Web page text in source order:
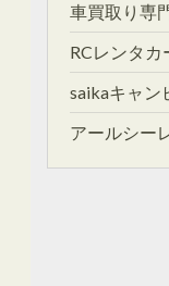
車買取り専
RCレンタカ
saikaキャン
アールシー